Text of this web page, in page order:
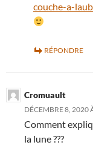
couche-a-
RÉPONDRE
Cromuault
DÉCEMBRE 8, 2020
Comment
la lune ???